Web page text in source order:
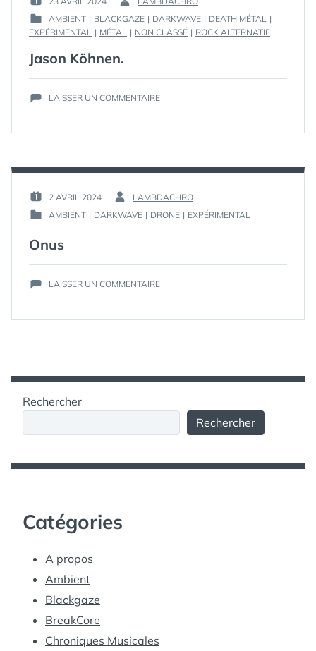
PUBLIÉ
LE :
PAR :
PUBLIÉ
AMBIENT | BLACKGAZE | DARKWAVE | DEATH MÉTAL
|
EXPÉRIMENTAL | MÉTAL | NON CLASSÉ | ROCK ALTERNATIF
Jason Köhnen.
LAISSER UN COMMENTAIRESUR
PUBLIÉ
LE :
2 AVRIL 2024
PAR :
LAMBDACHRO
PUBLIÉ
AMBIENT | DARKWAVE | DRONE | EXPÉRIMENTAL
Onus
LAISSER UN COMMENTAIRESUR
Rechercher
Rechercher
Catégories
A propos
Ambient
Blackgaze
BreakCore
Chroniques Musicales